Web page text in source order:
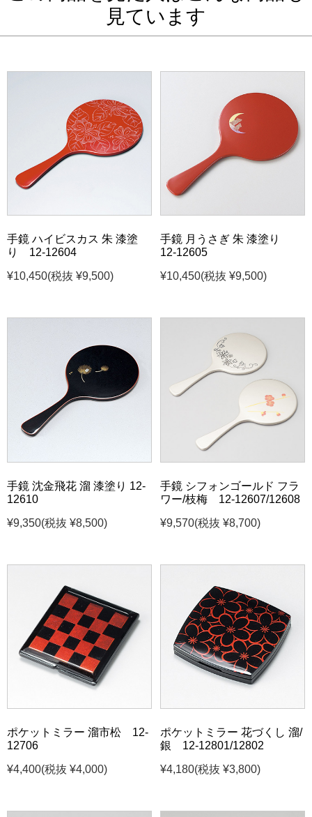
見ています
手鏡 ハイビスカス 朱 漆塗
り 12-12604
¥10,450(税抜 ¥9,500)
手鏡 月うさぎ 朱 漆塗り
12-12605
¥10,450(税抜 ¥9,500)
手鏡 沈金飛花 溜 漆塗り 12-
12610
¥9,350(税抜 ¥8,500)
手鏡 シフォンゴールド フラ
ワー/枝梅 12-12607/12608
¥9,570(税抜 ¥8,700)
ポケットミラー 溜市松 12-
12706
¥4,400(税抜 ¥4,000)
ポケットミラー 花づくし 溜/
銀 12-12801/12802
¥4,180(税抜 ¥3,800)